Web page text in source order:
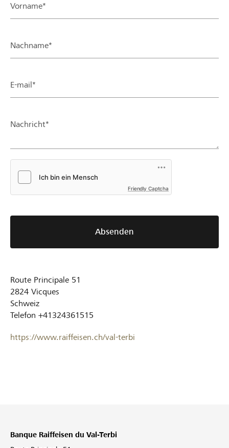
Vorname*
Nachname*
E-mail*
Nachricht*
Friendly Captcha
Absenden
Route Principale 51
2824 Vicques
Schweiz
Telefon +41324361515
https://www.raiffeisen.ch/val-terbi
Banque Raiffeisen du Val-Terbi